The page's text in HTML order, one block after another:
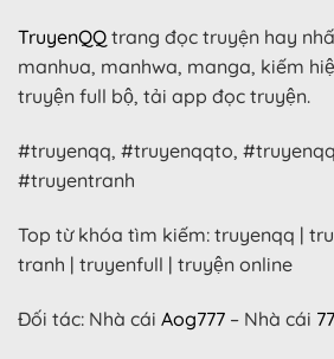
TruyenQQ trang đọc truyện hay
manhua, manhwa, manga, kiếm
truyện full bộ, tải app đọc truyện.
#truyenqq, #truyenqqto,
#truyentranh
Top từ khóa tìm kiếm: truyenqq |
tranh | truyenfull | truyện online
Đối tác: Nhà cái Aog777 – Nhà cái